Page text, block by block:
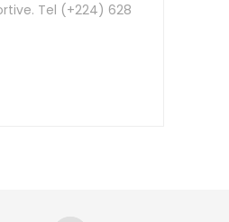
Tel (+224) 628